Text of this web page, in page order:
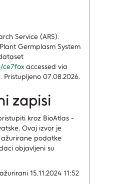
Service (ARS).
Germplasm System
ce7fox accessed via
Pristupljeno 07.08.2026.
zapisi
kroz BioAtlas -
Ovaj izvor je
podatke
objavljeni su
15.11.2024 11:52